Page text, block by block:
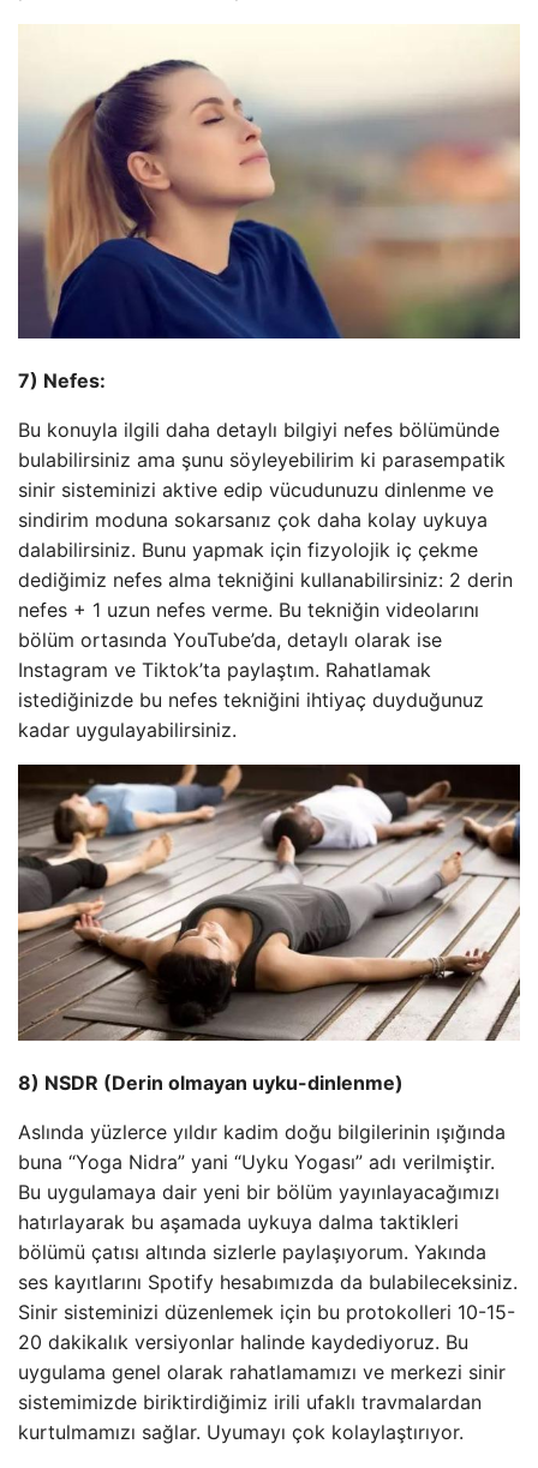
7) Nefes:
Bu konuyla ilgili daha detaylı bilgiyi nefes bölümünde
bulabilirsiniz ama şunu söyleyebilirim ki parasempatik
sinir sisteminizi aktive edip vücudunuzu dinlenme ve
sindirim moduna sokarsanız çok daha kolay uykuya
dalabilirsiniz. Bunu yapmak için fizyolojik iç çekme
dediğimiz nefes alma tekniğini kullanabilirsiniz: 2 derin
nefes + 1 uzun nefes verme. Bu tekniğin videolarını
bölüm ortasında YouTube’da, detaylı olarak ise
Instagram ve Tiktok’ta paylaştım. Rahatlamak
istediğinizde bu nefes tekniğini ihtiyaç duyduğunuz
kadar uygulayabilirsiniz.
8) NSDR (Derin olmayan uyku-dinlenme)
Aslında yüzlerce yıldır kadim doğu bilgilerinin ışığında
buna “Yoga Nidra” yani “Uyku Yogası” adı verilmiştir.
Bu uygulamaya dair yeni bir bölüm yayınlayacağımızı
hatırlayarak bu aşamada uykuya dalma taktikleri
bölümü çatısı altında sizlerle paylaşıyorum. Yakında
ses kayıtlarını Spotify hesabımızda da bulabileceksiniz.
Sinir sisteminizi düzenlemek için bu protokolleri 10-15-
20 dakikalık versiyonlar halinde kaydediyoruz. Bu
uygulama genel olarak rahatlamamızı ve merkezi sinir
sistemimizde biriktirdiğimiz irili ufaklı travmalardan
kurtulmamızı sağlar. Uyumayı çok kolaylaştırıyor.